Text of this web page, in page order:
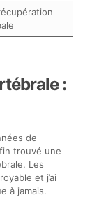
:
de
trouvé une
Les
et j’ai
à jamais.